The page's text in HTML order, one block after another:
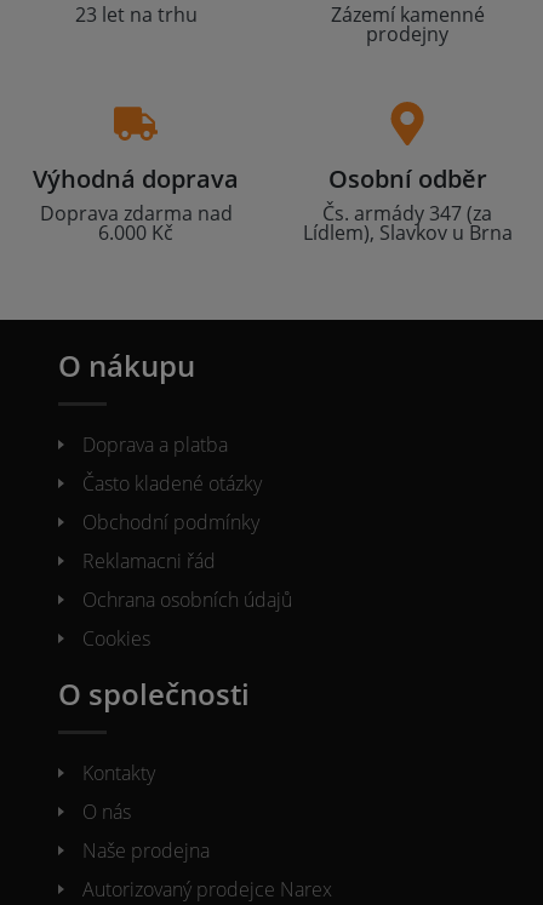
23 let na trhu Zázemí kamenné
prodejny
Výhodná doprava
Doprava zdarma nad
6.000 Kč
Osobní odběr
Čs. armády 347 (za
Lídlem), Slavkov u Brna
O nákupu
Doprava a platba
Často kladené otázky
Obchodní podmínky
Reklamacni řád
Ochrana osobních údajů
Cookies
O společnosti
Kontakty
O nás
Naše prodejna
Autorizovaný prodejce Narex